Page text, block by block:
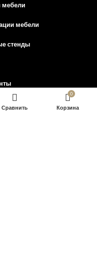
мебели
мебели
стенды
Сравнить
0
Корзина